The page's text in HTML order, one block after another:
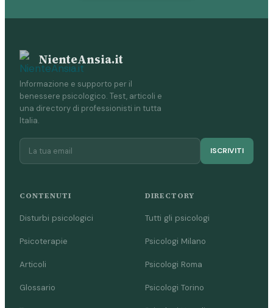
NienteAnsia.it
Informazione e supporto per il
benessere psicologico. Test, articoli e
una directory di professionisti in tutta
Italia.
ISCRIVITI
CONTENUTI
Disturbi psicologici
Psicoterapie
Articoli
Glossario
DIRECTORY
Tutti gli psicologi
Psicologi Milano
Psicologi Roma
Psicologi Torino